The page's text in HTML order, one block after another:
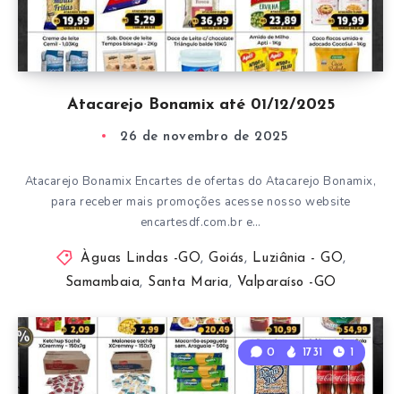
Atacarejo Bonamix até 01/12/2025
26 de novembro de 2025
Atacarejo Bonamix Encartes de ofertas do Atacarejo Bonamix,
para receber mais promoções acesse nosso website
encartesdf.com.br e…
Àguas Lindas -GO, Goiás , Luziânia - GO,
Samambaia, Santa Maria , Valparaíso -GO
0 1731 1